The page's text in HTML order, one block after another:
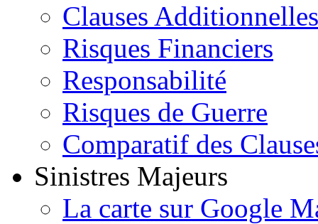
Clauses Additionnelles
Risques Financiers
Responsabilité
Risques de Guerre
Comparatif des
Sinistres Majeurs
La carte sur Google